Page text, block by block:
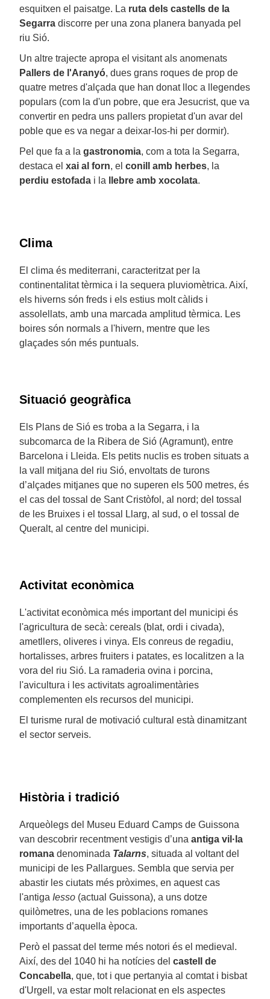
esquitxen el paisatge. La ruta dels castells de la
Segarra discorre per una zona planera banyada pel
riu Sió.
Un altre trajecte apropa el visitant als anomenats
Pallers de l'Aranyó, dues grans roques de prop de
quatre metres d'alçada que han donat lloc a llegendes
populars (com la d'un pobre, que era Jesucrist, que va
convertir en pedra uns pallers propietat d'un avar del
poble que es va negar a deixar-los-hi per dormir).
Pel que fa a la gastronomia, com a tota la Segarra,
destaca el xai al forn, el conill amb herbes, la
perdiu estofada i la llebre amb xocolata.
Clima
El clima és mediterrani, caracteritzat per la
continentalitat tèrmica i la sequera pluviomètrica. Així,
els hiverns són freds i els estius molt càlids i
assolellats, amb una marcada amplitud tèrmica. Les
boires són normals a l'hivern, mentre que les
glaçades són més puntuals.
Situació geogràfica
Els Plans de Sió es troba a la Segarra, i la
subcomarca de la Ribera de Sió (Agramunt), entre
Barcelona i Lleida. Els petits nuclis es troben situats a
la vall mitjana del riu Sió, envoltats de turons
d’alçades mitjanes que no superen els 500 metres, és
el cas del tossal de Sant Cristòfol, al nord; del tossal
de les Bruixes i el tossal Llarg, al sud, o el tossal de
Queralt, al centre del municipi.
Activitat econòmica
L'activitat econòmica més important del municipi és
l'agricultura de secà: cereals (blat, ordi i civada),
ametllers, oliveres i vinya. Els conreus de regadiu,
hortalisses, arbres fruiters i patates, es localitzen a la
vora del riu Sió. La ramaderia ovina i porcina,
l'avicultura i les activitats agroalimentàries
complementen els recursos del municipi.
El turisme rural de motivació cultural està dinamitzant
el sector serveis.
Història i tradició
Arqueòlegs del Museu Eduard Camps de Guissona
van descobrir recentment vestigis d’una antiga vil·la
romana denominada Talarns, situada al voltant del
municipi de les Pallargues. Sembla que servia per
abastir les ciutats més pròximes, en aquest cas
l'antiga Iesso (actual Guissona), a uns dotze
quilòmetres, una de les poblacions romanes
importants d’aquella època.
Però el passat del terme més notori és el medieval.
Així, des del 1040 hi ha notícies del castell de
Concabella, que, tot i que pertanyia al comtat i bisbat
d'Urgell, va estar molt relacionat en els aspectes